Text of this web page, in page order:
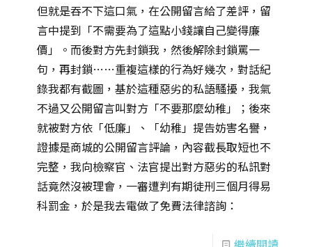
但就是吞不下這口氣，在公開留言給了差評，留
言中提到「不需要為了這點小錢讓自己變得廉
價」。而後對方先封鎖我，然後解除封鎖罵一
句，再封鎖……重複這樣的行為好幾次，對話紀
錄我都有截圖，基於這種惡劣的私語騷擾，我氣
不過又公開留言叫對方「不要那麼幼稚」；後來
就被對方依「低廉」、「幼稚」提告妨害名譽，
證據是商城的公開留言評論，內容截長取短也不
完整，我向檢察官、法官提出對方惡劣的私訊對
話竟然沒被理會，一審遭判有期徒刑三個月得易
科罰金，於是我去電做了免費法律諮詢：